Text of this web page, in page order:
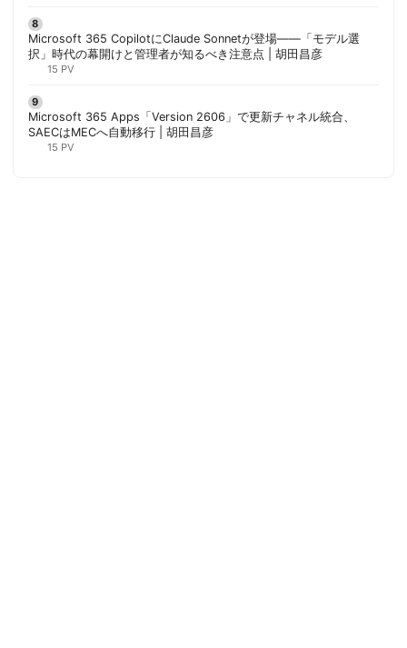
Microsoft 365 CopilotにClaude Sonnetが登場——「モデル選
択」時代の幕開けと管理者が知るべき注意点 | 胡田昌彦
15 PV
Microsoft 365 Apps「Version 2606」で更新チャネル統合、
SAECはMECへ自動移行 | 胡田昌彦
15 PV